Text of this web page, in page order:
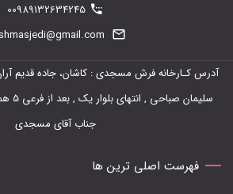
در
00989132634245
آدرس کـارخانه فرش مسجدی : کاشان، جاده قدیم
جناب آقای مسجدی
فهرست اصلی ترین ها